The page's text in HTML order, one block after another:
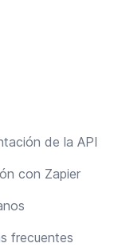
de la API
con Zapier
frecuentes